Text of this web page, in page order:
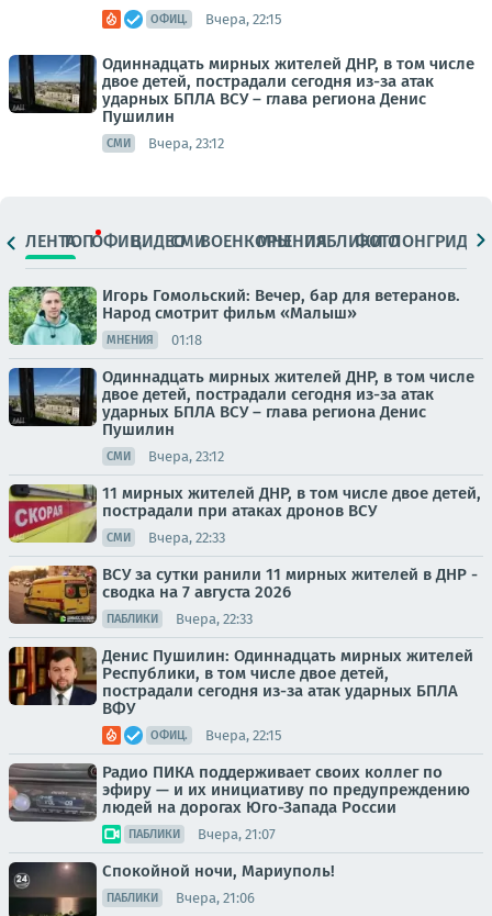
ОФИЦ. Вчера, 22:15
Одиннадцать мирных жителей ДНР, в том числе
двое детей, пострадали сегодня из-за атак
ударных БПЛА ВСУ – глава региона Денис
Пушилин
СМИ Вчера, 23:12
ЛЕНТАТОПОФИЦ.ВИДЕОСМИВОЕНКОРЫМНЕНИЯПАБЛИКИ
ФОТОЛОНГРИДЫ
Игорь Гомольский: Вечер, бар для ветеранов.
Народ смотрит фильм «Малыш»
МНЕНИЯ 01:18
Одиннадцать мирных жителей ДНР, в том числе
двое детей, пострадали сегодня из-за атак
ударных БПЛА ВСУ – глава региона Денис
Пушилин
СМИ Вчера, 23:12
11 мирных жителей ДНР, в том числе двое детей,
пострадали при атаках дронов ВСУ
СМИ Вчера, 22:33
ВСУ за сутки ранили 11 мирных жителей в ДНР -
сводка на 7 августа 2026
ПАБЛИКИ Вчера, 22:33
Денис Пушилин: Одиннадцать мирных жителей
Республики, в том числе двое детей,
пострадали сегодня из-за атак ударных БПЛА
ВФУ
ОФИЦ. Вчера, 22:15
Радио ПИКА поддерживает своих коллег по
эфиру — и их инициативу по предупреждению
людей на дорогах Юго-Запада России
ПАБЛИКИ Вчера, 21:07
Спокойной ночи, Мариуполь!
ПАБЛИКИ Вчера, 21:06